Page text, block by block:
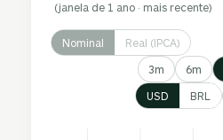
(janela de 1 ano · mais recente)
Nominal Real (IPCA)
3m 6m
USD BRL